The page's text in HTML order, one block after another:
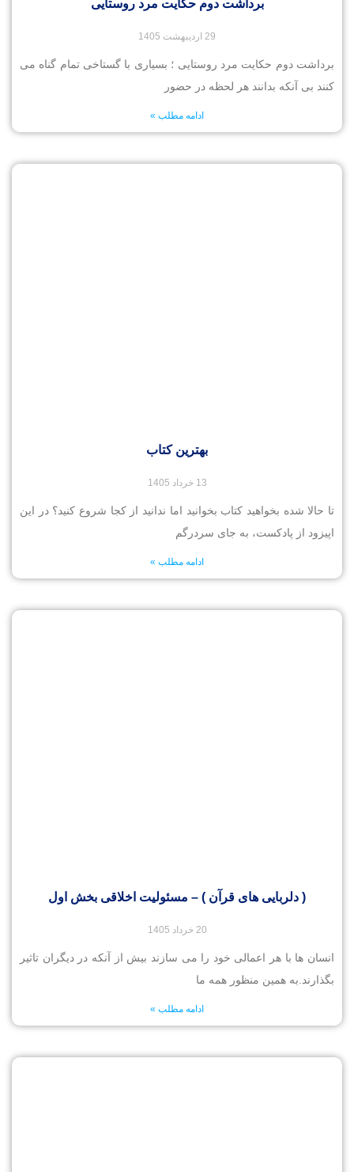
برداشت دوم حکایت مرد روستایی
29 اردیبهشت 1405
برداشت دوم حکایت مرد روستایی ؛ بسیاری با گستاخی تمام گناه می
کنند بی آنکه بدانند هر لحظه در حضور
ادامه مطلب »
بهترین کتاب
13 خرداد 1405
تا حالا شده بخواهید کتاب بخوانید اما ندانید از کجا شروع کنید؟ در این
اپیزود از پادکست، به جای سردرگم
ادامه مطلب »
( دلربایی های قرآن ) – مسئولیت اخلاقی بخش اول
20 خرداد 1405
انسان ها با هر اعمالی خود را می سازند بیش از آنکه در دیگران تاثیر
بگذارند.به همین منظور همه ما
ادامه مطلب »